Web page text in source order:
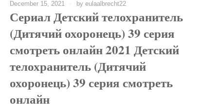
December 15, 2021 by eulaalbrecht22
Сериал Детский телохранитель
(Дитячий охоронець) 39 серия
смотреть онлайн 2021 Детский
телохранитель (Дитячий
охоронець) 39 серия смотреть
онлайн